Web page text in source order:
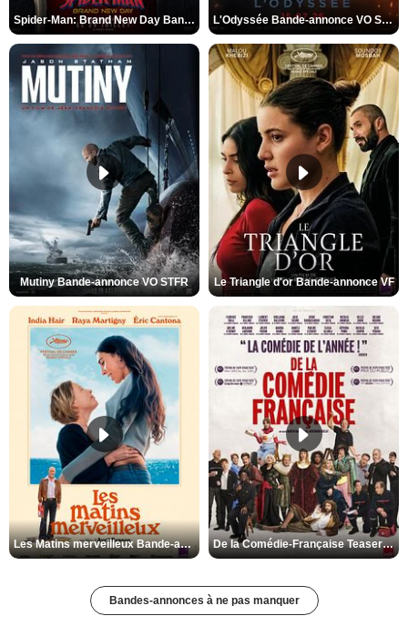
Spider-Man: Brand New Day Bande-annonce VO STFR L'Odyssée Bande-annonce VO STFR
Mutiny Bande-annonce VO STFR Le Triangle d'or Bande-annonce VF
Les Matins merveilleux Bande-annonce VF De la Comédie-Française Teaser VF
Bandes-annonces à ne pas manquer